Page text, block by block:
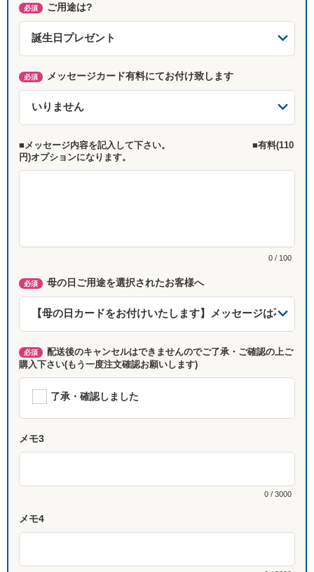
必須 ご用途は?
必須 メッセージカード有料にてお付け致します
■メッセージ内容を記入して下さい。 ■有料(110
円)オプションになります。
0 / 100
必須 母の日ご用途を選択されたお客様へ
必須
配送後のキャンセルはできませんのでご了承・ご確認の上ご
購入下さい(もう一度注文確認お願いします)
了承・確認しました
メモ3
0 / 3000
メモ4